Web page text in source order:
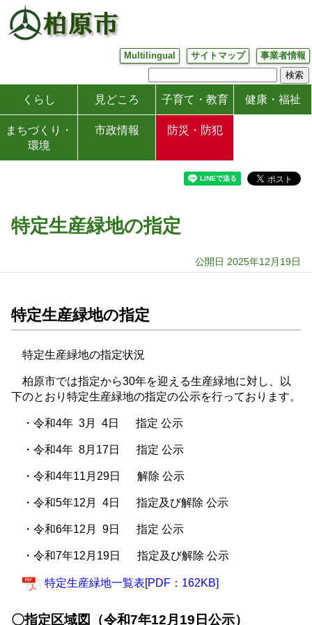
Multilingual サイトマップ 事業者情報
くらし 見どころ 子育て・教育 健康・福祉
まちづくり・
環境
市政情報 防災・防犯
特定生産緑地の指定
公開日 2025年12月19日
特定生産緑地の指定
特定生産緑地の指定状況
柏原市では指定から30年を迎える生産緑地に対し、以
下のとおり特定生産緑地の指定の公示を行っております。
・令和4年 3月 4日 指定 公示
・令和4年 8月17日 指定 公示
・令和4年11月29日 解除 公示
・令和5年12月 4日 指定及び解除 公示
・令和6年12月 9日 指定 公示
・令和7年12月19日 指定及び解除 公示
特定生産緑地一覧表[PDF：162KB]
〇指定区域図（令和7年12月19日公示）